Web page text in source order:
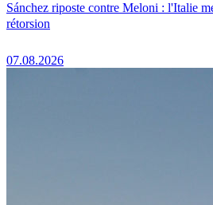
Sánchez riposte contre Meloni : l'Italie
rétorsion
07.08.2026